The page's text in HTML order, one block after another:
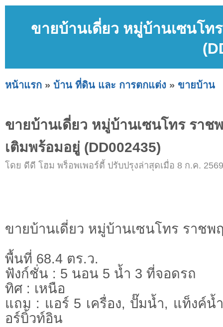
ขายบ้านเดี่ยว หมู่บ้านเซนโท
หน้าแรก » บ้าน ที่ดิน และ การตกแต่ง » ขายบ้าน
ขายบ้านเดี่ยว หมู่บ้านเซนโทร ราช
เติมพร้อมอยู่ (DD002435)
โดย ดีดี โฮม พร็อพเพอร์ตี้ ปรับปรุงล่าสุดเมื่อ 8 ก.ค.
ขายบ้านเดี่ยว หมู่บ้านเซนโทร ราชพ
พื้นที่ 68.4 ตร.ว.
ฟังก์ชั่น : 5 นอน 5 น้ำ 3 ที่จอดรถ
ทิศ : เหนือ
แถม : แอร์ 5 เครื่อง, ปั๊มน้ำ, แท็งค์น้
อร์บิ้วท์อิน